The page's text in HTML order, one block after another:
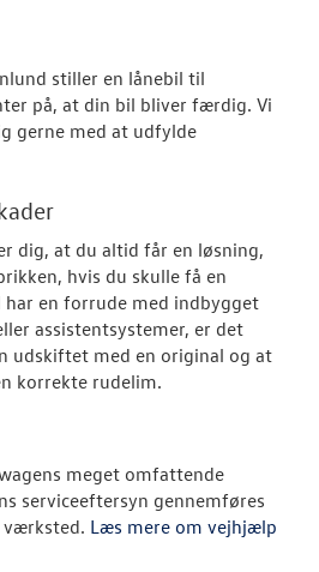
stiller en lånebil til
på, at din bil bliver færdig. Vi
gerne med at udfylde
dig, at du altid får en løsning,
hvis du skulle få en
har en forrude med indbygget
assistentsystemer, er det
udskiftet med en original og at
korrekte rudelim.
meget omfattende
serviceeftersyn gennemføres
værksted. Læs mere om vejhjælp